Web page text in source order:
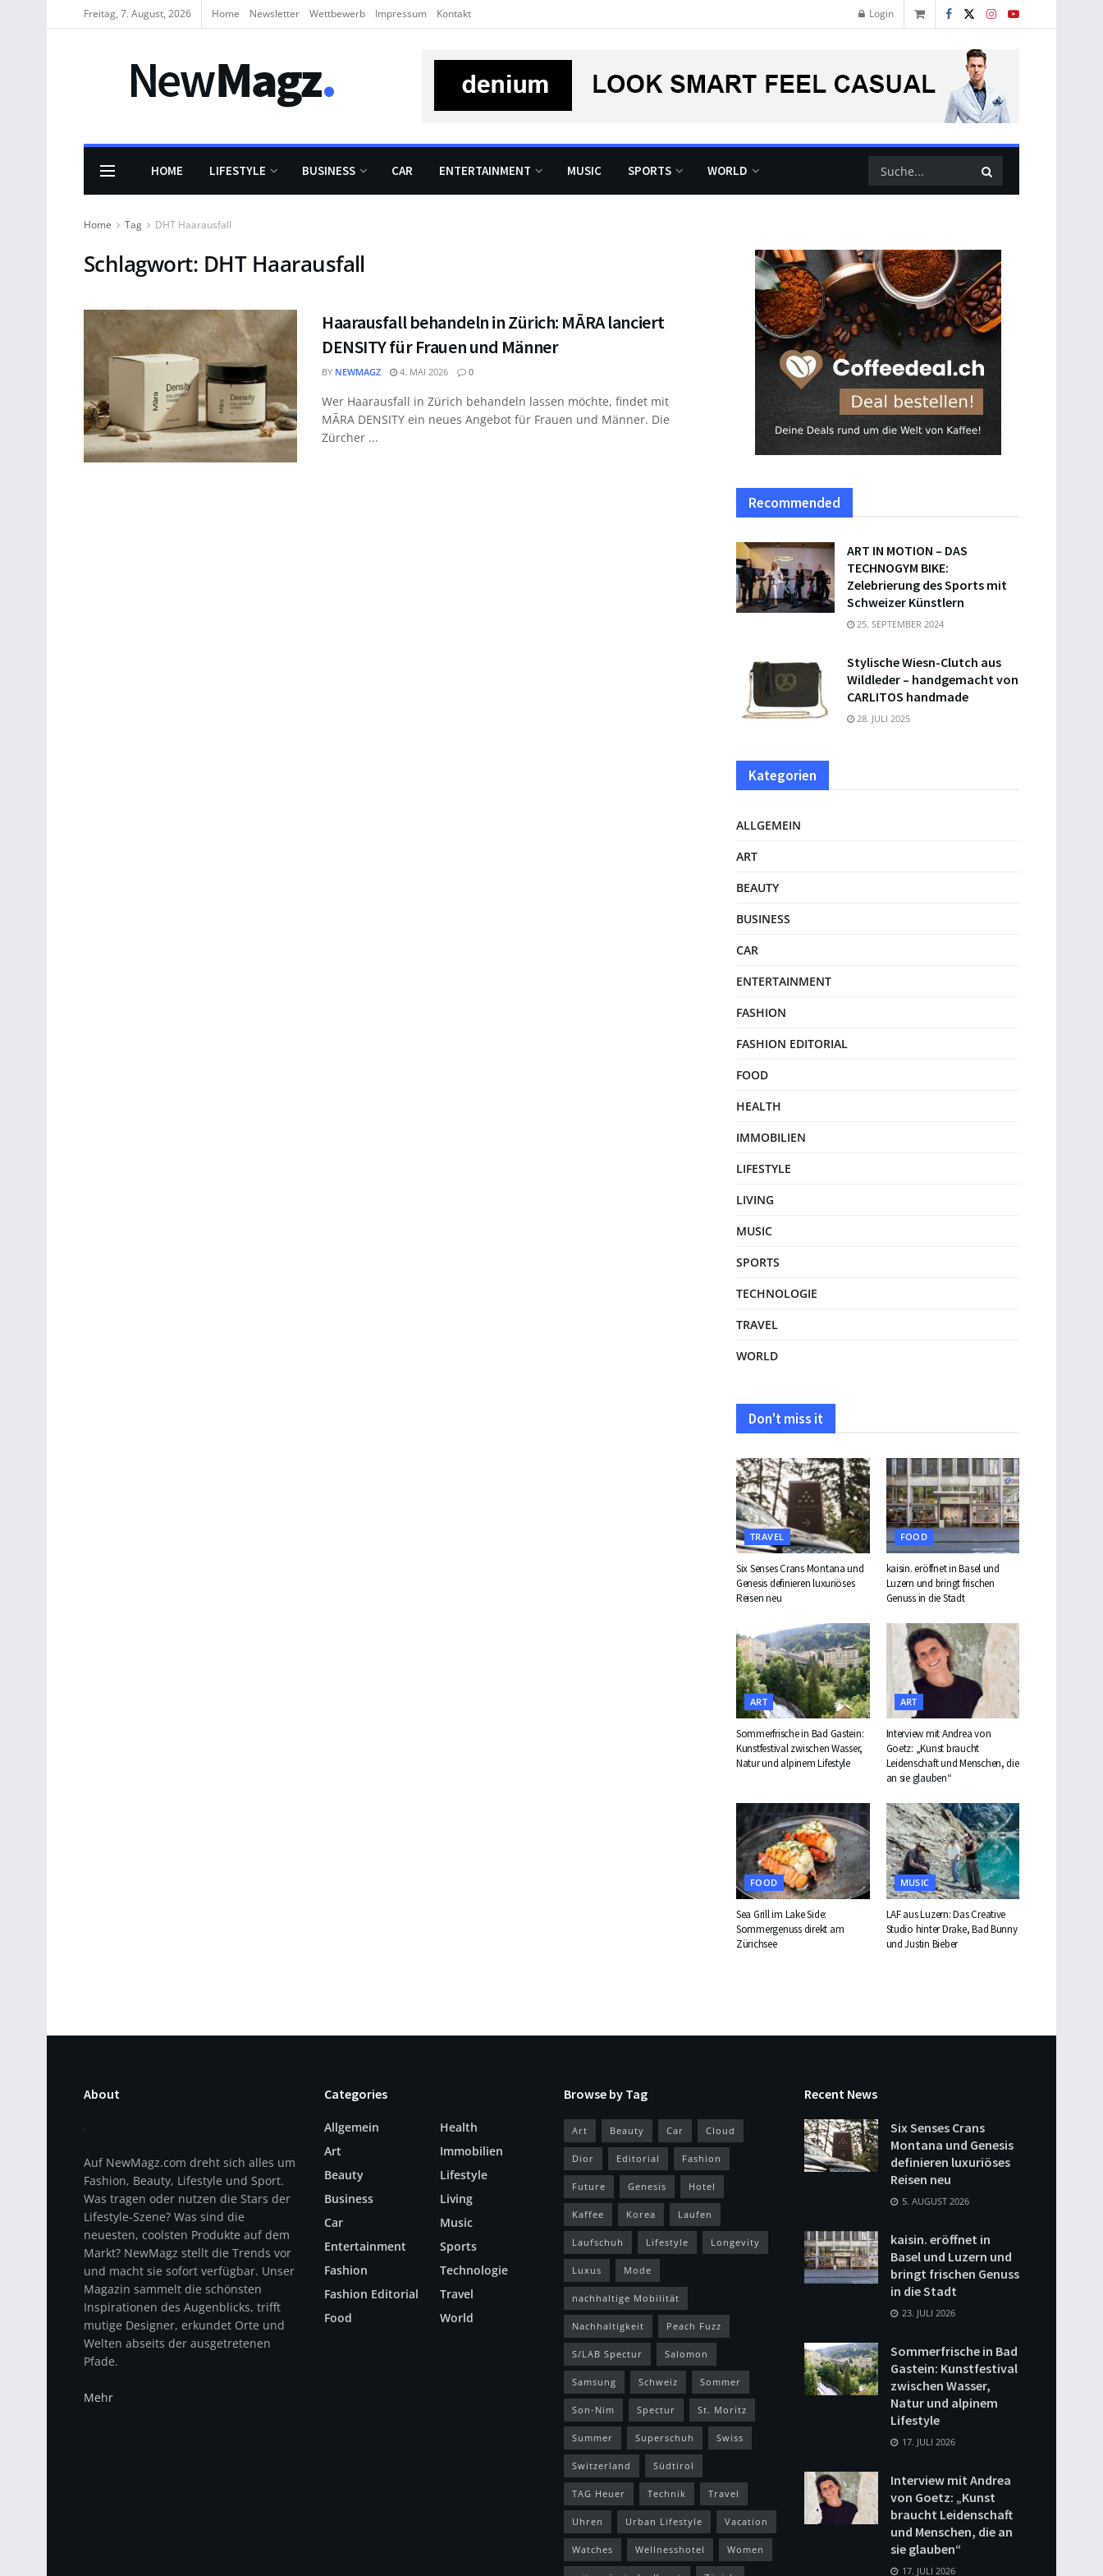
Freitag, 7. August, 2026 Home Newsletter Wettbewerb Impressum Kontakt Login
HOME LIFESTYLE BUSINESS CAR ENTERTAINMENT MUSIC SPORTS WORLD
Home Tag DHT Haarausfall
Schlagwort: DHT Haarausfall
Haarausfall behandeln in Zürich: MĀRA lanciert
DENSITY für Frauen und Männer
BY NEWMAGZ 4. MAI 2026 0
Wer Haarausfall in Zürich behandeln lassen möchte, findet mit
MĀRA DENSITY ein neues Angebot für Frauen und Männer. Die
Zürcher ...
Recommended
ART IN MOTION – DAS
TECHNOGYM BIKE:
Zelebrierung des Sports mit
Schweizer Künstlern
25. SEPTEMBER 2024
Stylische Wiesn-Clutch aus
Wildleder – handgemacht von
CARLITOS handmade
28. JULI 2025
Kategorien
ALLGEMEIN
ART
BEAUTY
BUSINESS
CAR
ENTERTAINMENT
FASHION
FASHION EDITORIAL
FOOD
HEALTH
IMMOBILIEN
LIFESTYLE
LIVING
MUSIC
SPORTS
TECHNOLOGIE
TRAVEL
WORLD
Don't miss it
TRAVEL
Six Senses Crans Montana und
Genesis definieren luxuriöses
Reisen neu
FOOD
kaisin. eröffnet in Basel und
Luzern und bringt frischen
Genuss in die Stadt
ART
Sommerfrische in Bad Gastein:
Kunstfestival zwischen Wasser,
Natur und alpinem Lifestyle
ART
Interview mit Andrea von
Goetz: „Kunst braucht
Leidenschaft und Menschen, die
an sie glauben“
FOOD
Sea Grill im Lake Side:
Sommergenuss direkt am
Zürichsee
MUSIC
LAF aus Luzern: Das Creative
Studio hinter Drake, Bad Bunny
und Justin Bieber
About
Auf NewMagz.com dreht sich alles um
Fashion, Beauty, Lifestyle und Sport.
Was tragen oder nutzen die Stars der
Lifestyle-Szene? Was sind die
neuesten, coolsten Produkte auf dem
Markt? NewMagz stellt die Trends vor
und macht sie sofort verfügbar. Unser
Magazin sammelt die schönsten
Inspirationen des Augenblicks, trifft
mutige Designer, erkundet Orte und
Welten abseits der ausgetretenen
Pfade.
Mehr
Categories
Allgemein
Art
Beauty
Business
Car
Entertainment
Fashion
Fashion Editorial
Food
Health
Immobilien
Lifestyle
Living
Music
Sports
Technologie
Travel
World
Browse by Tag
Art Beauty Car Cloud
Dior Editorial Fashion
Future Genesis Hotel
Kaffee Korea Laufen
Laufschuh Lifestyle Longevity
Luxus Mode
nachhaltige Mobilität
Nachhaltigkeit Peach Fuzz
S/LAB Spectur Salomon
Samsung Schweiz Sommer
Son-Nim Spectur St. Moritz
Summer Superschuh Swiss
Switzerland Südtirol
TAG Heuer Technik Travel
Uhren Urban Lifestyle Vacation
Watches Wellnesshotel Women
Recent News
Six Senses Crans
Montana und Genesis
definieren luxuriöses
Reisen neu
5. AUGUST 2026
kaisin. eröffnet in
Basel und Luzern und
bringt frischen Genuss
in die Stadt
23. JULI 2026
Sommerfrische in Bad
Gastein: Kunstfestival
zwischen Wasser,
Natur und alpinem
Lifestyle
17. JULI 2026
Interview mit Andrea
von Goetz: „Kunst
braucht Leidenschaft
und Menschen, die an
sie glauben“
17. JULI 2026